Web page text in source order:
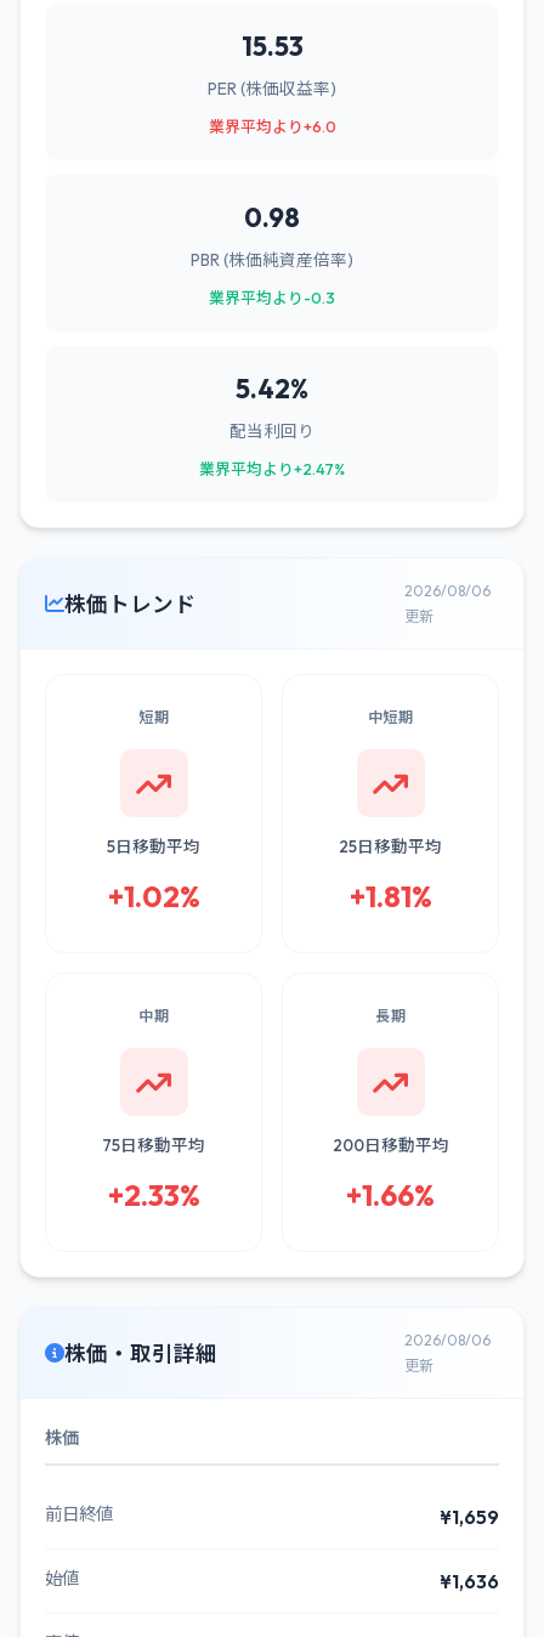
15.53
PER (株価収益率)
業界平均より+6.0
0.98
PBR (株価純資産倍率)
業界平均より-0.3
5.42%
配当利回り
業界平均より+2.47%
株価トレンド
2026/08/06
更新
短期
5日移動平均
+1.02%
中短期
25日移動平均
+1.81%
中期
75日移動平均
+2.33%
長期
200日移動平均
+1.66%
株価・取引詳細
2026/08/06
更新
株価
前日終値 ¥1,659
始値 ¥1,636